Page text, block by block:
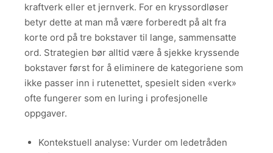
kraftverk eller et jernverk. For en kryssordløser
betyr dette at man må være forberedt på alt fra
korte ord på tre bokstaver til lange, sammensatte
ord. Strategien bør alltid være å sjekke kryssende
bokstaver først for å eliminere de kategoriene som
ikke passer inn i rutenettet, spesielt siden «verk»
ofte fungerer som en luring i profesjonelle
oppgaver.
Kontekstuell analyse: Vurder om ledetråden